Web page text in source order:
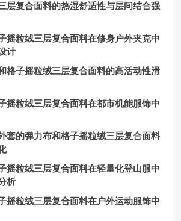
层复合面料的热湿舒适性与层间结合强
摇粒绒三层复合面料在修身户外夹克中
计
格子摇粒绒三层复合面料的高活动性滑
摇粒绒三层复合面料在都市机能服饰中
套的弹力布和格子摇粒绒三层复合面料
摇粒绒三层复合面料在轻量化登山服中
析
摇粒绒三层复合面料在户外运动服饰中